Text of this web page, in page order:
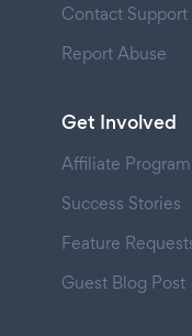
Contact Support
Report Abuse
Get Involved
Affiliate Program
Success Stories
Feature
Guest Blog Post